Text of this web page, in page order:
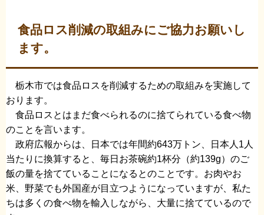
食品ロス削減の取組みにご協力お願いし
ます。
栃木市では食品ロスを削減するための取組みを実施して
おります。
食品ロスとはまだ食べられるのに捨てられている食べ物
のことを言います。
政府広報からは、日本では年間約643万トン、日本人1人
当たりに換算すると、毎日お茶碗約1杯分（約139g）のご
飯の量を捨てていることになるとのことです。お肉やお
米、野菜でも外国産が目立つようになっていますが、私た
ちは多くの食べ物を輸入しながら、大量に捨てているので